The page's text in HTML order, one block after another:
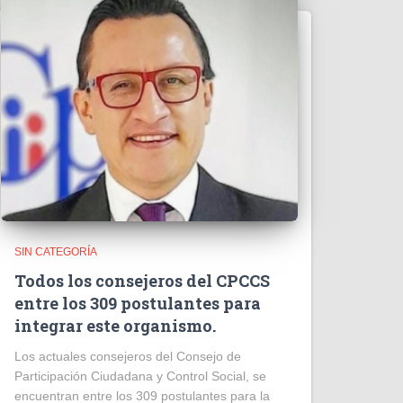
SIN CATEGORÍA
Todos los consejeros del CPCCS
entre los 309 postulantes para
integrar este organismo.
Los actuales consejeros del Consejo de
Participación Ciudadana y Control Social, se
encuentran entre los 309 postulantes para la